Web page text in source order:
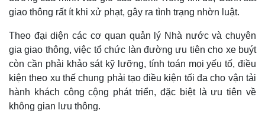
giao thông rất ít khi xử phạt, gây ra tình trạng nhờn luật.
Theo đại diện các cơ quan quản lý Nhà nước và chuyên
gia giao thông, việc tổ chức làn đường ưu tiên cho xe buýt
còn cần phải khảo sát kỹ lưỡng, tính toán mọi yếu tố, điều
kiện theo xu thế chung phải tạo điều kiện tối đa cho vận tải
hành khách công cộng phát triển, đặc biệt là ưu tiên về
không gian lưu thông.